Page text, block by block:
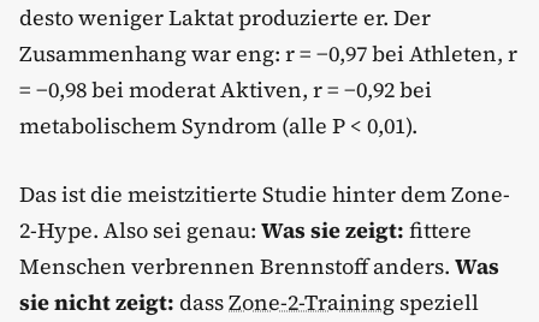
desto weniger Laktat produzierte er. Der
Zusammenhang war eng: r = −0,97 bei Athleten, r
= −0,98 bei moderat Aktiven, r = −0,92 bei
metabolischem Syndrom (alle P < 0,01).
Das ist die meistzitierte Studie hinter dem Zone-
2-Hype. Also sei genau: Was sie zeigt: fittere
Menschen verbrennen Brennstoff anders. Was
sie nicht zeigt: dassZone-2-Trainingspeziell